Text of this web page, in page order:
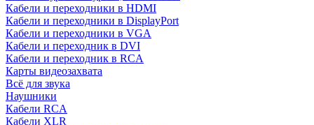
Кабели и переходники в HDMI
Кабели и переходники в DisplayPort
Кабели и переходники в VGA
Кабели и переходник в DVI
Кабели и переходник в RCA
Карты видеозахвата
Всё для звука
Наушники
Кабели RCA
Кабели XLR